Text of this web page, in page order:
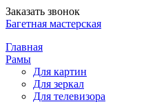
Заказать звонок
Багетная мастерская
Главная
Рамы
Для картин
Для зеркал
Для телевизора